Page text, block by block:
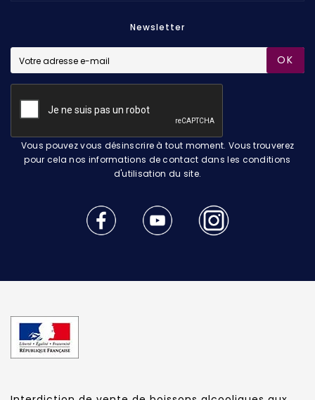
Newsletter
OK
Vous pouvez vous désinscrire à tout moment. Vous trouverez
pour cela nos informations de contact dans les conditions
d'utilisation du site.